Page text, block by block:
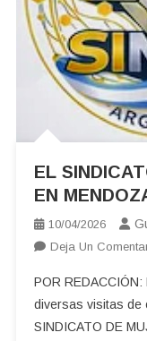
EL
EN
10/04/2026
Deja Un
POR
diversas visitas de
SINDICATO DE